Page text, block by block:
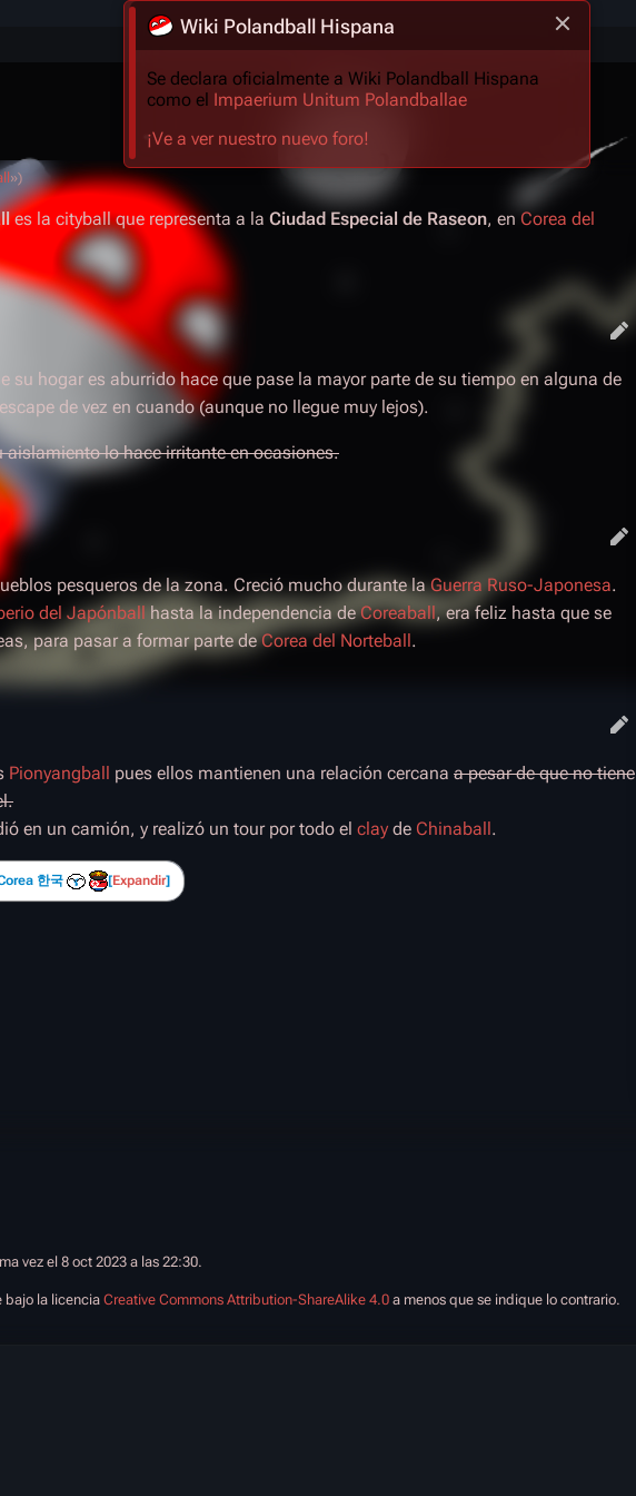
Wiki Polandball Hispana
Se declara oficialmente a Wiki Polandball Hispana
como el Impaerium Unitum Polandballae
¡Ve a ver nuestro nuevo foro!
»)
es la cityball que representa a la Ciudad Especial de Raseon, en Corea del
su hogar es aburrido hace que pase la mayor parte de su tiempo en alguna de
de vez en cuando (aunque no llegue muy lejos).
aislamiento lo hace irritante en ocasiones.
pesqueros de la zona. Creció mucho durante laGuerra Ruso-Japonesa.
del Japónball hasta la independencia deCoreaball, era feliz hasta que se
para pasar a formar parte deCorea del Norteball.
Pionyangball pues ellos mantienen una relación cercana a pesar de que no tiene
en un camión, y realizó un tour por todo el clay de Chinaball.
Expandir
한국
vez el 8 oct 2023 a las 22:30.
bajo la licencia Creative Commons Attribution-ShareAlike 4.0 a menos que se indique lo contrario.